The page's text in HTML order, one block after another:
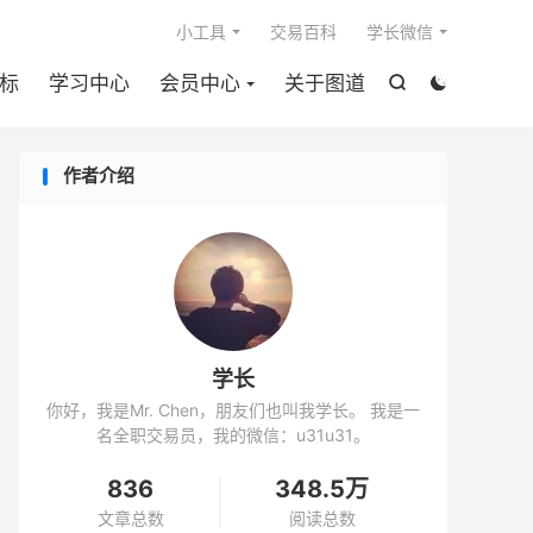


学习中心 会员中心 关于图道
小工具 交易百科 学长微信
作者介绍
学长
你好，我是Mr. Chen，朋友们也叫我学长。 我是一
名全职交易员，我的微信：u31u31。
836
文章总数
348.5万
阅读总数